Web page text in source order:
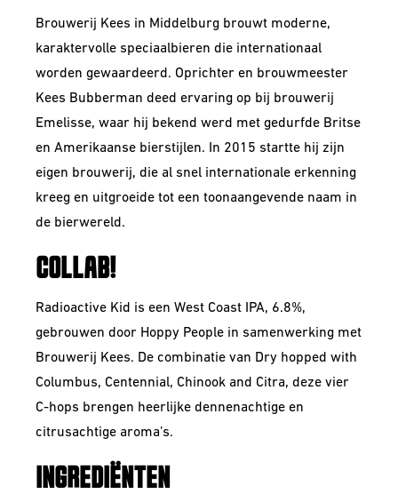
Brouwerij Kees in Middelburg brouwt moderne,
karaktervolle speciaalbieren die internationaal
worden gewaardeerd. Oprichter en brouwmeester
Kees Bubberman deed ervaring op bij brouwerij
Emelisse, waar hij bekend werd met gedurfde Britse
en Amerikaanse bierstijlen. In 2015 startte hij zijn
eigen brouwerij, die al snel internationale erkenning
kreeg en uitgroeide tot een toonaangevende naam in
de bierwereld.
COLLAB!
Radioactive Kid is een West Coast IPA, 6.8%,
gebrouwen door Hoppy People in samenwerking met
Brouwerij Kees. De combinatie van Dry hopped with
Columbus, Centennial, Chinook and Citra, deze vier
C-hops brengen heerlijke dennenachtige en
citrusachtige aroma’s.
INGREDIËNTEN